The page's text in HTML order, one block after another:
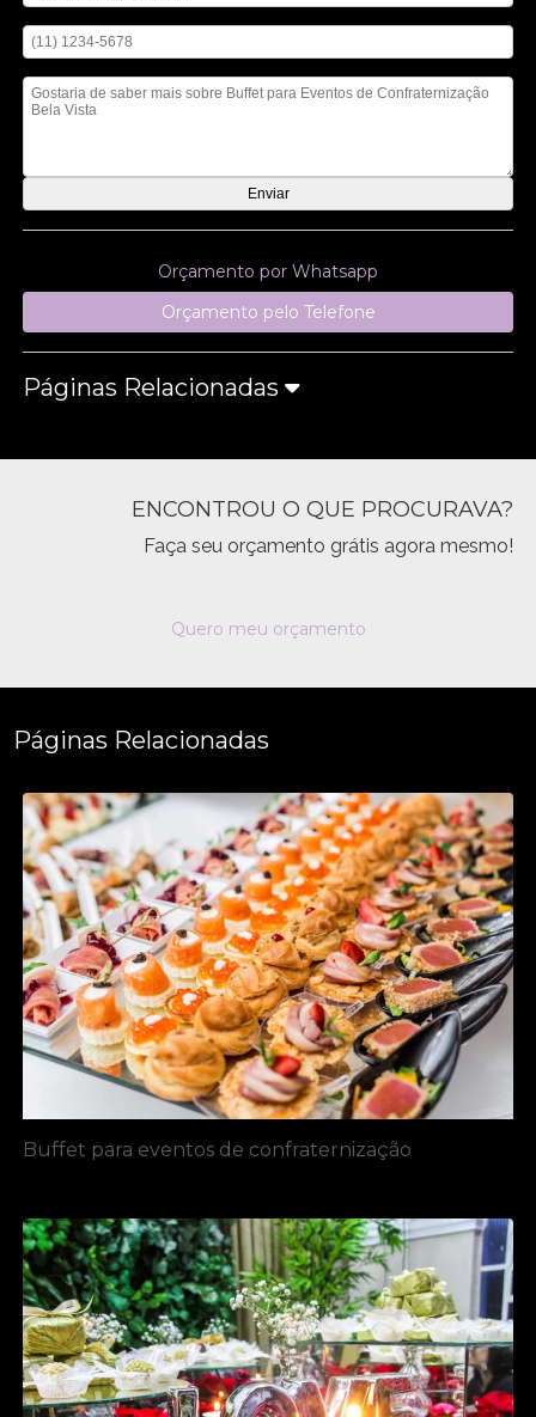
Orçamento por Whatsapp
Orçamento pelo Telefone
Páginas Relacionadas
ENCONTROU O QUE PROCURAVA?
Faça seu orçamento grátis agora mesmo!
Quero meu orçamento
Páginas Relacionadas
Buffet para eventos de confraternização